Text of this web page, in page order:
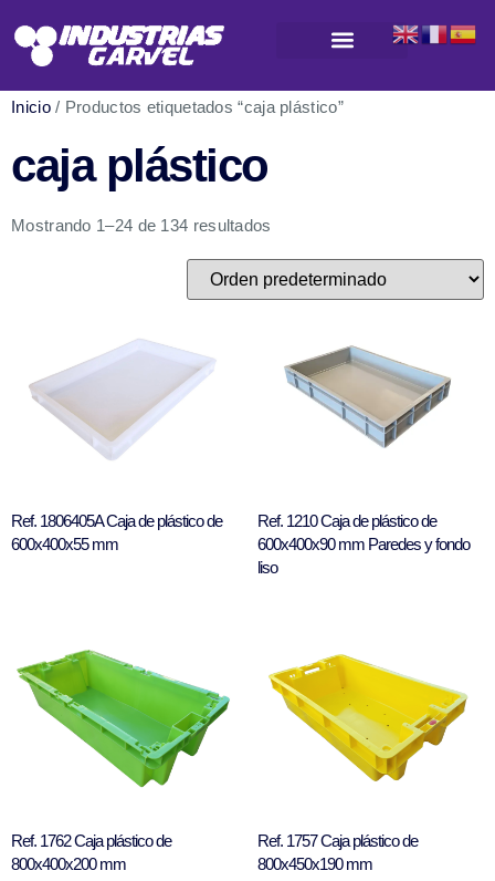
Inicio/ Productos etiquetados “caja plástico”
caja plástico
Mostrando 1–24 de 134 resultados
Ref. 1806405A Caja de plástico de
600x400x55 mm
Ref. 1210 Caja de plástico de
600x400x90 mm Paredes y fondo
liso
Ref. 1762 Caja plástico de
800x400x200 mm
Ref. 1757 Caja plástico de
800x450x190 mm